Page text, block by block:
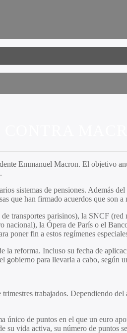
Emmanuel Macron. El objetivo
sistemas de pensiones. Además
que han firmado acuerdos que
transportes parisinos), la SNCF
nacional), la Ópera de París o el
poner fin a estos regímenes
la reforma. Incluso su fecha de
gobierno para llevarla a cabo, según
trabajados. Dependiendo
de puntos en el que un euro
su vida activa, su número de